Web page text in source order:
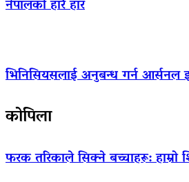
नेपालको हारै हार
भिनिसियसलाई अनुबन्ध गर्न
कोपिला
फरक तरिकाले सिक्ने बच्चाहरू: